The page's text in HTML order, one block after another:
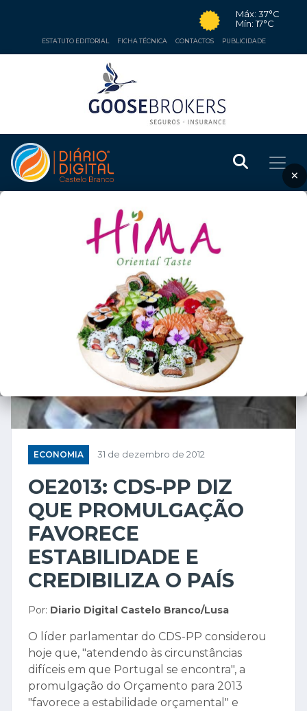
Máx: 37°C
Mín: 17°C
ESTATUTO EDITORIAL FICHA TÉCNICA CONTACTOS PUBLICIDADE
×
ECONOMIA 31 de dezembro de 2012
OE2013: CDS-PP DIZ
QUE PROMULGAÇÃO
FAVORECE
ESTABILIDADE E
CREDIBILIZA O PAÍS
Por: Diario Digital Castelo Branco/Lusa
O líder parlamentar do CDS-PP considerou
hoje que, "atendendo às circunstâncias
difíceis em que Portugal se encontra", a
promulgação do Orçamento para 2013
"favorece a estabilidade orçamental" e